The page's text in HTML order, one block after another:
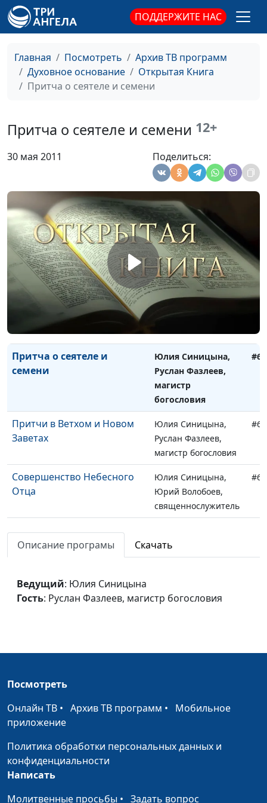
ПОДДЕРЖИТЕ НАС
Главная Посмотреть
Архив ТВ программ
Духовное основание
Открытая Книга
Притча о сеятеле и семени
Притча о сеятеле и семени 12+
30 мая 2011 Поделиться:
магистр богословия
Притча о зарытом таланте
Юлия Синицына,
Руслан Фазлеев,
магистр богословия
Притча об овцах и козлах
Притча о талантах
Руслан Фазлеев,
магистр богословия
Притча о блудном сыне
Руслан Фазлеев,
магистр богословия
Притча о сокрытом
сокровище
Юлия Синицына,
Руслан Фазлеев,
магистр богословия
Притча о пшенице и
Юлия Синицына,
Руслан Фазлеев,
магистр богословия
Притча о сеятеле и
семени
Юлия Синицына,
Руслан Фазлеев,
магистр
богословия
Притчи в Ветхом и Новом
Заветах
Юлия Синицына,
Руслан Фазлеев,
магистр богословия
Совершенство Небесного
Отца
Юлия Синицына,
Юрий Волобоев,
священнослужитель
Христос и Божий закон
Юрий Волобоев,
священнослужитель
Заповеди блаженства
Юрий Волобоев,
Юрий Волобоев,
Искушения Иисуса Христа
Юрий Волобоев,
Крещение Иисуса Христа
Юлия Синицына,
Плод покаяния Юлия Синицына,
Описание програмы Скачать
Ведущий: Юлия Синицына
Гость: Руслан Фазлеев, магистр богословия
Посмотреть
Онлайн ТВ • Архив ТВ программ • Мобильное
приложение
Политика обработки персональных данных и
конфиденциальности
Написать
Молитвенные просьбы • Задать вопрос